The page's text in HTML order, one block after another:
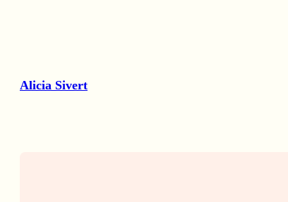
Alicia Sivert